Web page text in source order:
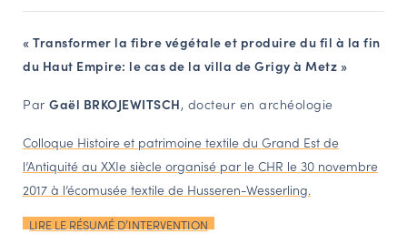
« Transformer la fibre végétale et produire du fil à la fin
du Haut Empire: le cas de la villa de Grigy à Metz »
Par Gaël BRKOJEWITSCH, docteur en archéologie
Colloque Histoire et patrimoine textile du Grand Est de
l’Antiquité au XXIe siècle organisé par le CHR le 30 novembre
2017 à l’écomusée textile de Husseren-Wesserling.
LIRE LE RÉSUMÉ D’INTERVENTION